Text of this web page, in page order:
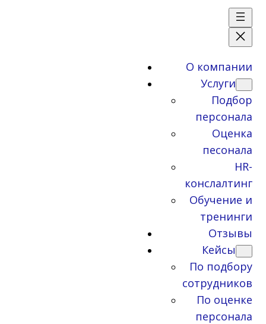
О компании
Услуги
Подбор
персонала
Оценка
песонала
HR-
конслалтинг
Обучение и
тренинги
Отзывы
Кейсы
По подбору
сотрудников
По оценке
персонала